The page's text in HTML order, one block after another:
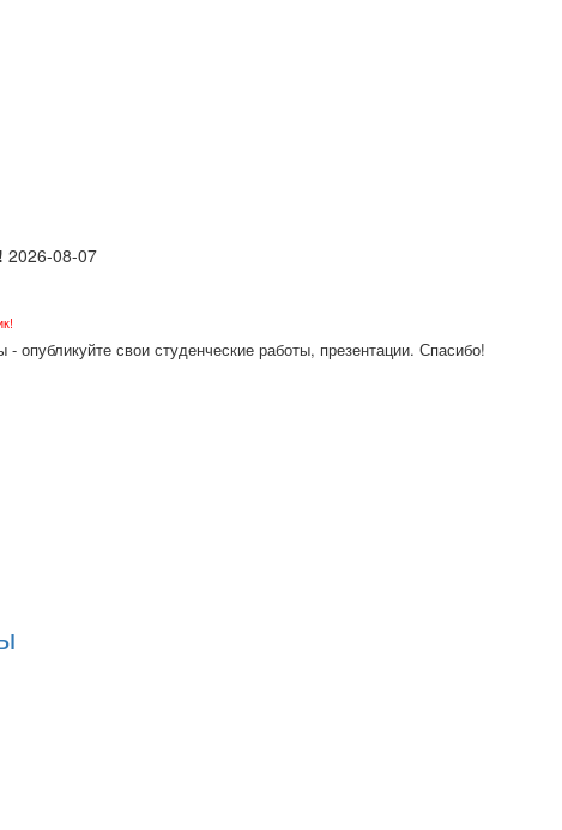
2026-08-07
опубликуйте свои студенческие работы, презентации. Спасибо!